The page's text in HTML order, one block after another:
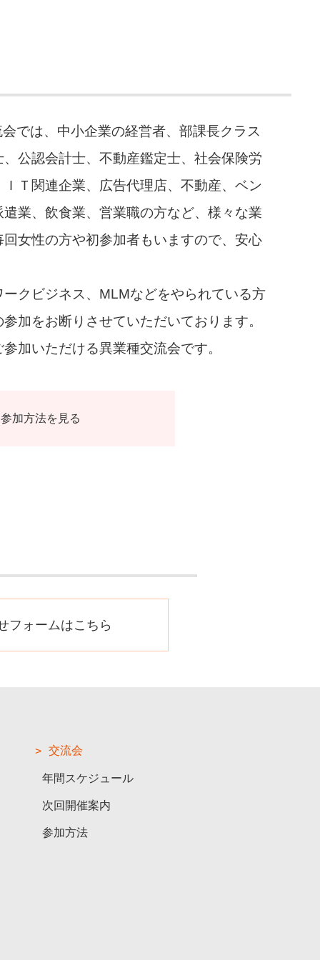
では、中小企業の経営者、部課長クラス
公認会計士、不動産鑑定士、社会保険労
Ｔ関連企業、広告代理店、不動産、ベン
業、飲食業、営業職の方など、様々な業
女性の方や初参加者もいますので、安心
クビジネス、MLMなどをやられている方
加をお断りさせていただいております。
加いただける異業種交流会です。
参加方法を見る
フォームはこちら
交流会
年間スケジュール
次回開催案内
参加方法